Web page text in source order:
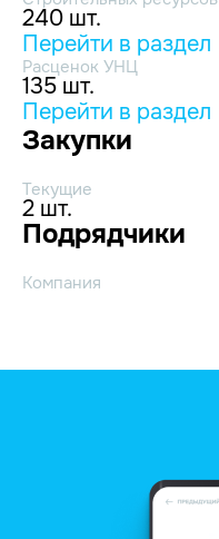
240 шт.
Перейти в раздел
Расценок УНЦ
135 шт.
Перейти в раздел
Закупки
Текущие
2 шт.
Подрядчики
Компания